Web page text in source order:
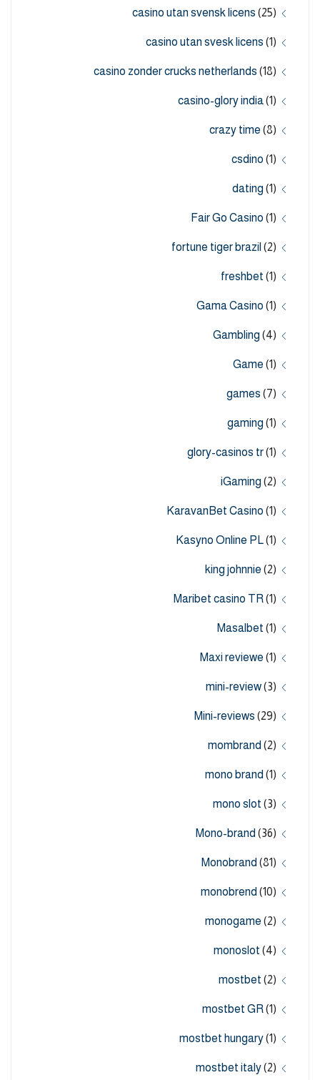
casino utan svensk licens (25)
casino utan svesk licens (1)
casino zonder crucks netherlands (18)
casino-glory india(1)
crazy time (8)
csdino (1)
dating (1)
Fair Go Casino (1)
fortune tiger brazil (2)
freshbet (1)
Gama Casino (1)
Gambling (4)
Game (1)
games (7)
gaming (1)
glory-casinos tr(1)
iGaming (2)
KaravanBet Casino (1)
Kasyno Online PL(1)
king johnnie (2)
Maribet casino TR(1)
Masalbet (1)
Maxi reviewe (1)
mini-review(3)
Mini-reviews (29)
mombrand (2)
mono brand (1)
mono slot (3)
Mono-brand (36)
Monobrand (81)
monobrend (10)
monogame (2)
monoslot (4)
mostbet (2)
mostbet GR(1)
mostbet hungary(1)
mostbet italy(2)